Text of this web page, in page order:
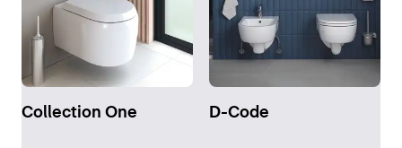
Collection One D-Code